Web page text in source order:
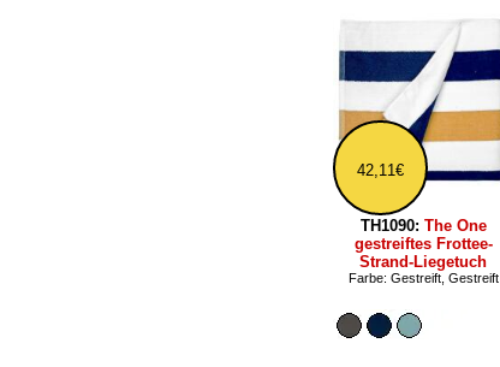
42,11€
TH1090: The One
gestreiftes Frottee-
Strand-Liegetuch
Farbe: Gestreift, Gestreift